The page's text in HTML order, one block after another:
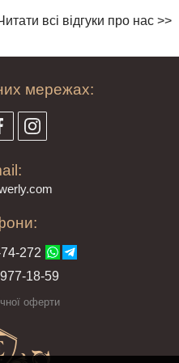
всі відгуки про нас >>
мережах:
rly.com
4-272
7-18-59
оферти